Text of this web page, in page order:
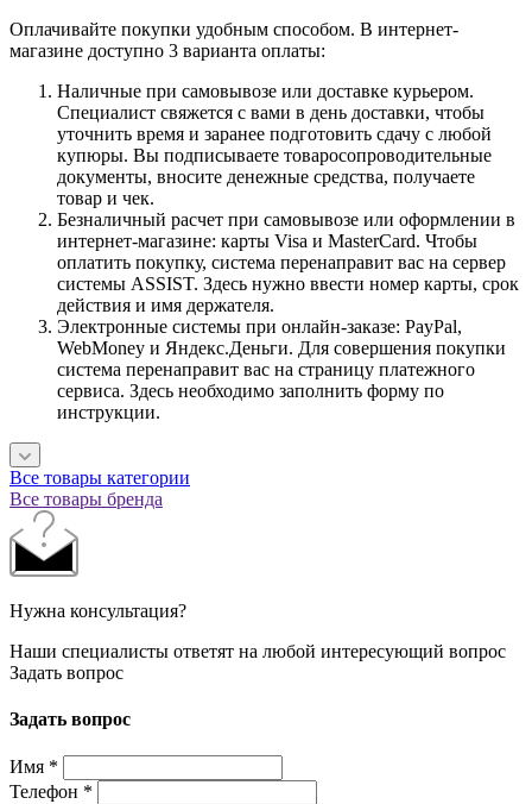
Оплачивайте покупки удобным способом. В интернет-
магазине доступно 3 варианта оплаты:
Наличные при самовывозе или доставке курьером.
Специалист свяжется с вами в день доставки, чтобы
уточнить время и заранее подготовить сдачу с любой
купюры. Вы подписываете товаросопроводительные
документы, вносите денежные средства, получаете
товар и чек.
Безналичный расчет при самовывозе или оформлении в
интернет-магазине: карты Visa и MasterCard. Чтобы
оплатить покупку, система перенаправит вас на сервер
системы ASSIST. Здесь нужно ввести номер карты, срок
действия и имя держателя.
Электронные системы при онлайн-заказе: PayPal,
WebMoney и Яндекс.Деньги. Для совершения покупки
система перенаправит вас на страницу платежного
сервиса. Здесь необходимо заполнить форму по
инструкции.
Все товары категории
Все товары бренда
Нужна консультация?
Наши специалисты ответят на любой интересующий вопрос
Задать вопрос
Задать вопрос
Имя *
Телефон *